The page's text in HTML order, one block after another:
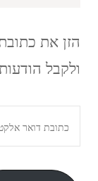
הזן את
ולקבל
דואר
אלקטרוני